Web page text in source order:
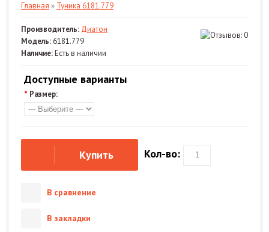
Главная » Туника 6181.779
Производитель: Диатон
Модель: 6181.779
Наличие:Есть в наличии
Доступные варианты
* Размер:
Купить Кол-во:
В сравнение
В закладки